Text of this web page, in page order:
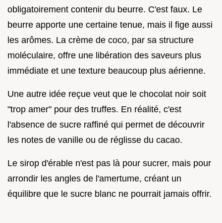
obligatoirement contenir du beurre. C'est faux. Le
beurre apporte une certaine tenue, mais il fige aussi
les arômes. La crème de coco, par sa structure
moléculaire, offre une libération des saveurs plus
immédiate et une texture beaucoup plus aérienne.
Une autre idée reçue veut que le chocolat noir soit
"trop amer" pour des truffes. En réalité, c'est
l'absence de sucre raffiné qui permet de découvrir
les notes de vanille ou de réglisse du cacao.
Le sirop d'érable n'est pas là pour sucrer, mais pour
arrondir les angles de l'amertume, créant un
équilibre que le sucre blanc ne pourrait jamais offrir.